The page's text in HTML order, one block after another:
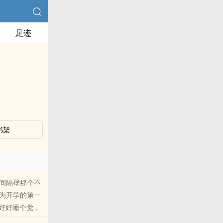
足迹
架
隔壁那个不
开学的第一
好睡个觉，